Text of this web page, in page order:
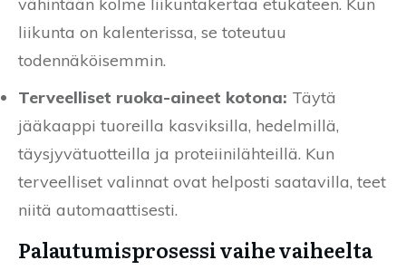
liikunta on kalenterissa, se toteutuu
todennäköisemmin.
Terveelliset ruoka-aineet kotona: Täytä
jääkaappi tuoreilla kasviksilla, hedelmillä,
täysjyvätuotteilla ja proteiinilähteillä. Kun
terveelliset valinnat ovat helposti saatavilla, teet
niitä automaattisesti.
Palautumisprosessi vaihe vaiheelta